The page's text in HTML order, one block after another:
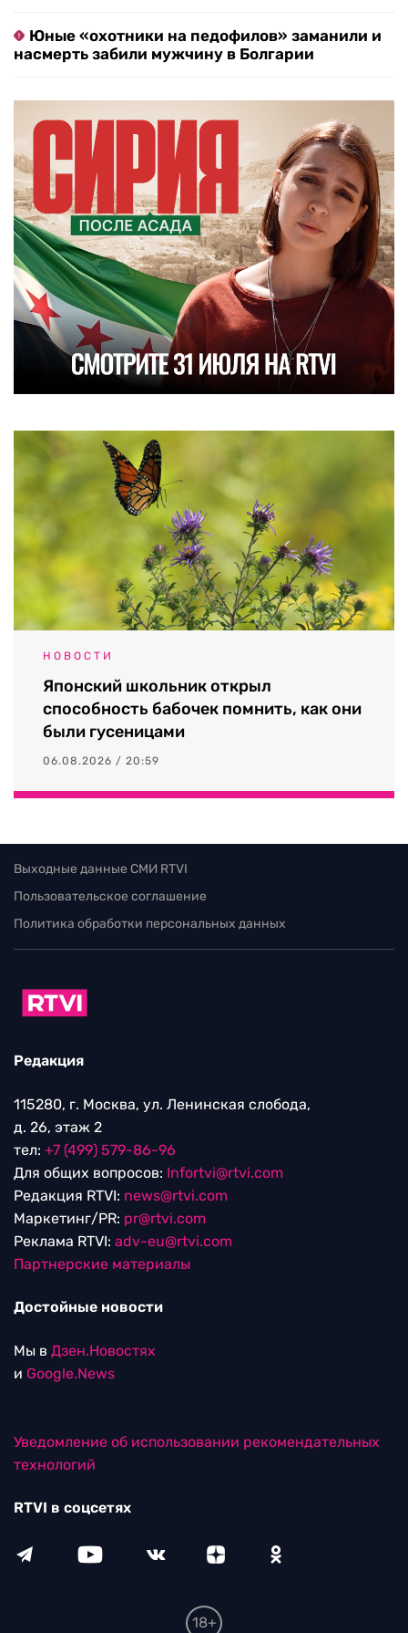
Юные «охотники на педофилов» заманили и
насмерть забили мужчину в Болгарии
НОВОСТИ
Японский школьник открыл
способность бабочек помнить, как они
были гусеницами
06.08.2026 / 20:59
Выходные данные СМИ RTVI
Пользовательское соглашение
Политика обработки персональных данных
Редакция
115280, г. Москва, ул. Ленинская слобода,
д. 26, этаж 2
тел: +7 (499) 579-86-96
Для общих вопросов: Infortvi@rtvi.com
Редакция RTVI: news@rtvi.com
Маркетинг/PR: pr@rtvi.com
Реклама RTVI: adv-eu@rtvi.com
Партнерские материалы
Достойные новости
Мы в Дзен.Новостях
и Google.News
Уведомление об использовании рекомендательных
технологий
RTVI в соцсетях
18+